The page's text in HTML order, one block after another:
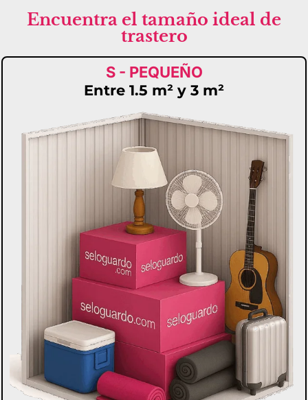
Encuentra el tamaño ideal de
trastero
S - PEQUEÑO
Entre 1.5 m² y 3 m²